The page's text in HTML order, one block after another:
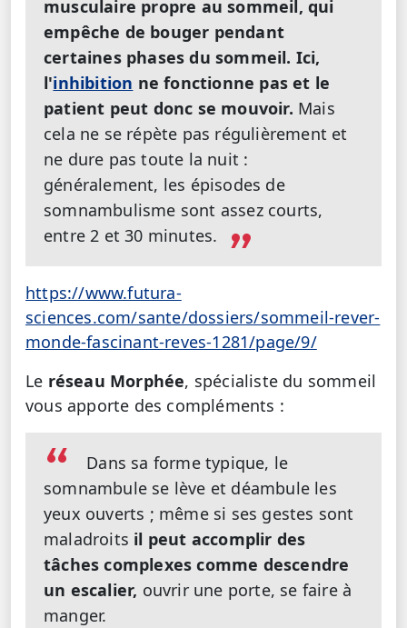
musculaire propre au sommeil, qui
empêche de bouger pendant
certaines phases du sommeil. Ici,
l'inhibition ne fonctionne pas et le
patient peut donc se mouvoir. Mais
cela ne se répète pas régulièrement et
ne dure pas toute la nuit :
généralement, les épisodes de
somnambulisme sont assez courts,
entre 2 et 30 minutes.
https://www.futura-
sciences.com/sante/dossiers/sommeil-rever-
monde-fascinant-reves-1281/page/9/
Le réseau Morphée, spécialiste du sommeil
vous apporte des compléments :
Dans sa forme typique, le
somnambule se lève et déambule les
yeux ouverts ; même si ses gestes sont
maladroits il peut accomplir des
tâches complexes comme descendre
un escalier, ouvrir une porte, se faire à
manger.